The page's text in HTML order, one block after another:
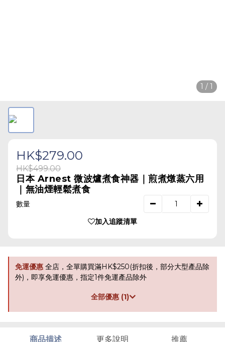
1 / 1
HK$279.00
HK$499.00
日本 Arnest 微波爐煮食神器｜煎煮燉蒸六用
｜無油煙輕鬆煮食
數量
加入追蹤清單
免運優惠 全店，全單購買滿HK$250(折扣後，部分大型產品除
外)，即享免運優惠，指定1件免運產品除外
全部優惠 (1)
商品描述 更多說明 推薦